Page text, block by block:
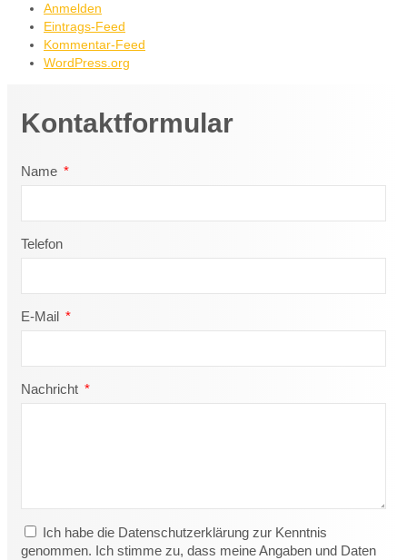
Anmelden
Eintrags-Feed
Kommentar-Feed
WordPress.org
Kontaktformular
Name
Telefon
E-Mail
Nachricht
Ich habe die Datenschutzerklärung zur Kenntnis
genommen. Ich stimme zu, dass meine Angaben und Daten